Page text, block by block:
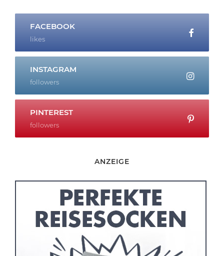
FACEBOOK
likes
INSTAGRAM
followers
PINTEREST
followers
ANZEIGE